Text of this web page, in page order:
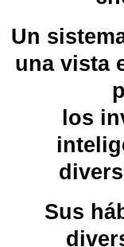
Un
una vista
los
Sus